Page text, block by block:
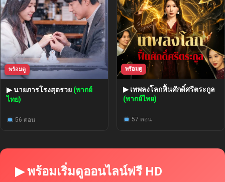
พร้อมดู
▶ นายภารโรงสุดรวย (พากย์
ไทย)
56 ตอน
พร้อมดู
▶ เทพลงโลกฟื้นศักดิ์ศรีตระกูล
(พากย์ไทย)
57 ตอน
▶ พร้อมเริ่มดูออนไลน์ฟรี HD